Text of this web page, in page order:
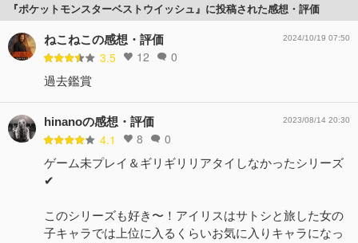
『ポケットモンスターベストウイッシュ』に投稿された感想・評価
ねこねこの感想・評価
3.5 12 0
2024/10/19 07:50
過去鑑賞
hinanoの感想・評価
4.1 8 0
2023/08/14 20:30
ゲーム未プレイ＆ギリギリリアタイしなかったシリーズ
✔︎
このシリーズも好き〜！アイリスはサトシと旅した女の
子キャラでは上位に入るくらいお気に入りキャラになっ